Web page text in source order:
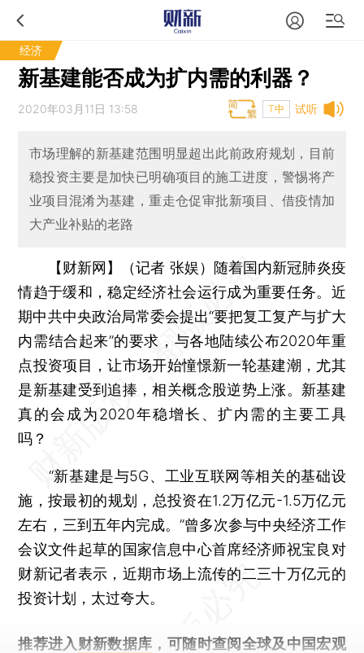
经济
新基建能否成为扩内需的利器？
试听
2020年03月11日 13:58 T中
市场理解的新基建范围明显超出此前政府规划，目前
稳投资主要是加快已明确项目的施工进度，警惕将产
业项目混淆为基建，重走仓促审批新项目、借疫情加
大产业补贴的老路
【财新网】（记者 张娱） 随着国内新冠肺炎疫
情趋于缓和，稳定经济社会运行成为重要任务。近
期中共中央政治局常委会提出“要把复工复产与扩大
内需结合起来”的要求，与各地陆续公布2020年重
点投资项目，让市场开始憧憬新一轮基建潮，尤其
是新基建受到追捧，相关概念股逆势上涨。新基建
真的会成为2020年稳增长、扩内需的主要工具
吗？
“新基建是与5G、工业互联网等相关的基础设
施，按最初的规划，总投资在1.2万亿元-1.5万亿元
左右，三到五年内完成。”曾多次参与中央经济工作
会议文件起草的国家信息中心首席经济师祝宝良对
财新记者表示，近期市场上流传的二三十万亿元的
投资计划，太过夸大。
推荐进入 财新数据库 ，可随时查阅全球及中国宏观